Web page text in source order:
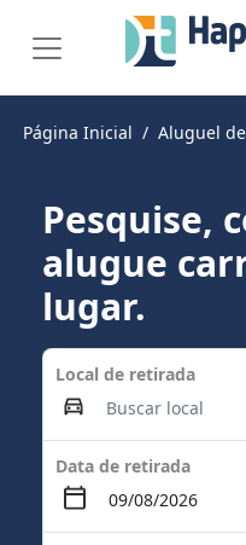
Página Inicial Aluguel
Pesquise,
alugue
lugar.
Local de retirada
Data de retirada